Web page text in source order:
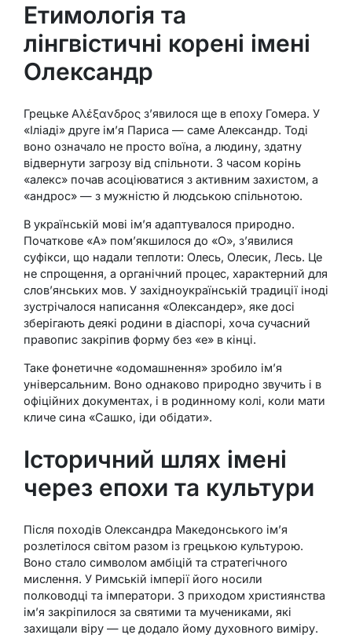
Етимологія та
лінгвістичні корені імені
Олександр
Грецьке Αλέξανδρος з’явилося ще в епоху Гомера. У
«Іліаді» друге ім’я Париса — саме Александр. Тоді
воно означало не просто воїна, а людину, здатну
відвернути загрозу від спільноти. З часом корінь
«алекс» почав асоціюватися з активним захистом, а
«андрос» — з мужністю й людською спільнотою.
В українській мові ім’я адаптувалося природно.
Початкове «А» пом’якшилося до «О», з’явилися
суфікси, що надали теплоти: Олесь, Олесик, Лесь. Це
не спрощення, а органічний процес, характерний для
слов’янських мов. У західноукраїнській традиції іноді
зустрічалося написання «Олександер», яке досі
зберігають деякі родини в діаспорі, хоча сучасний
правопис закріпив форму без «е» в кінці.
Таке фонетичне «одомашнення» зробило ім’я
універсальним. Воно однаково природно звучить і в
офіційних документах, і в родинному колі, коли мати
кличе сина «Сашко, іди обідати».
Історичний шлях імені
через епохи та культури
Після походів Олександра Македонського ім’я
розлетілося світом разом із грецькою культурою.
Воно стало символом амбіцій та стратегічного
мислення. У Римській імперії його носили
полководці та імператори. З приходом християнства
ім’я закріпилося за святими та мучениками, які
захищали віру — це додало йому духовного виміру.